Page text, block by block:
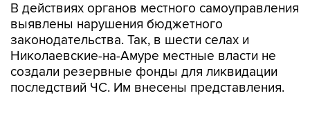
В действиях органов местного самоуправления
выявлены нарушения бюджетного
законодательства. Так, в шести селах и
Николаевские-на-Амуре местные власти не
создали резервные фонды для ликвидации
последствий ЧС. Им внесены представления.